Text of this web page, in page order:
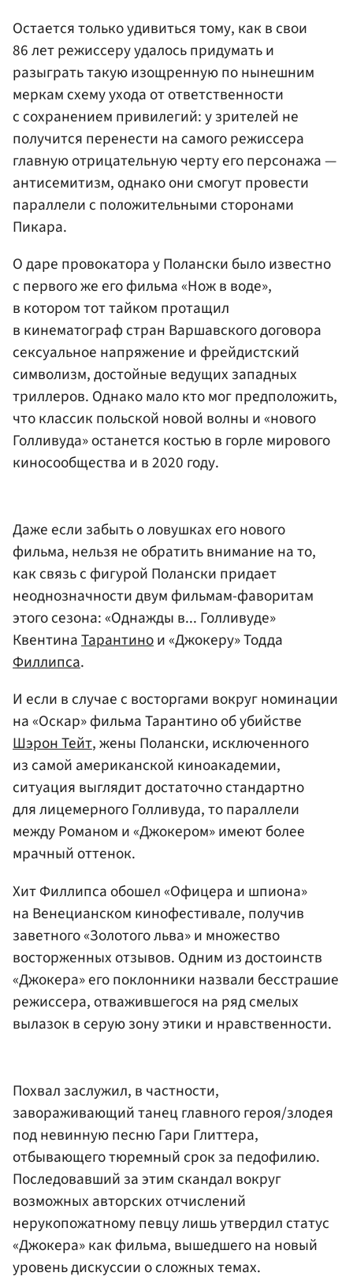
Остается только удивиться тому, как в свои
86 лет режиссеру удалось придумать и
разыграть такую изощренную по нынешним
меркам схему ухода от ответственности
с сохранением привилегий: у зрителей не
получится перенести на самого режиссера
главную отрицательную черту его персонажа —
антисемитизм, однако они смогут провести
параллели с положительными сторонами
Пикара.
О даре провокатора у Полански было известно
с первого же его фильма «Нож в воде»,
в котором тот тайком протащил
в кинематограф стран Варшавского договора
сексуальное напряжение и фрейдистский
символизм, достойные ведущих западных
триллеров. Однако мало кто мог предположить,
что классик польской новой волны и «нового
Голливуда» останется костью в горле мирового
киносообщества и в 2020 году.
Даже если забыть о ловушках его нового
фильма, нельзя не обратить внимание на то,
как связь с фигурой Полански придает
неоднозначности двум фильмам-фаворитам
этого сезона: «Однажды в... Голливуде»
КвентинаТарантинои «Джокеру» Тодда
Филлипса.
И если в случае с восторгами вокруг номинации
на «Оскар» фильма Тарантино об убийстве
Шэрон Тейт, жены Полански, исключенного
из самой американской киноакадемии,
ситуация выглядит достаточно стандартно
для лицемерного Голливуда, то параллели
между Романом и «Джокером» имеют более
мрачный оттенок.
Хит Филлипса обошел «Офицера и шпиона»
на Венецианском кинофестивале, получив
заветного «Золотого льва» и множество
восторженных отзывов. Одним из достоинств
«Джокера» его поклонники назвали бесстрашие
режиссера, отважившегося на ряд смелых
вылазок в серую зону этики и нравственности.
Похвал заслужил, в частности,
завораживающий танец главного героя/злодея
под невинную песню Гари Глиттера,
отбывающего тюремный срок за педофилию.
Последовавший за этим скандал вокруг
возможных авторских отчислений
нерукопожатному певцу лишь утвердил статус
«Джокера» как фильма, вышедшего на новый
уровень дискуссии о сложных темах.